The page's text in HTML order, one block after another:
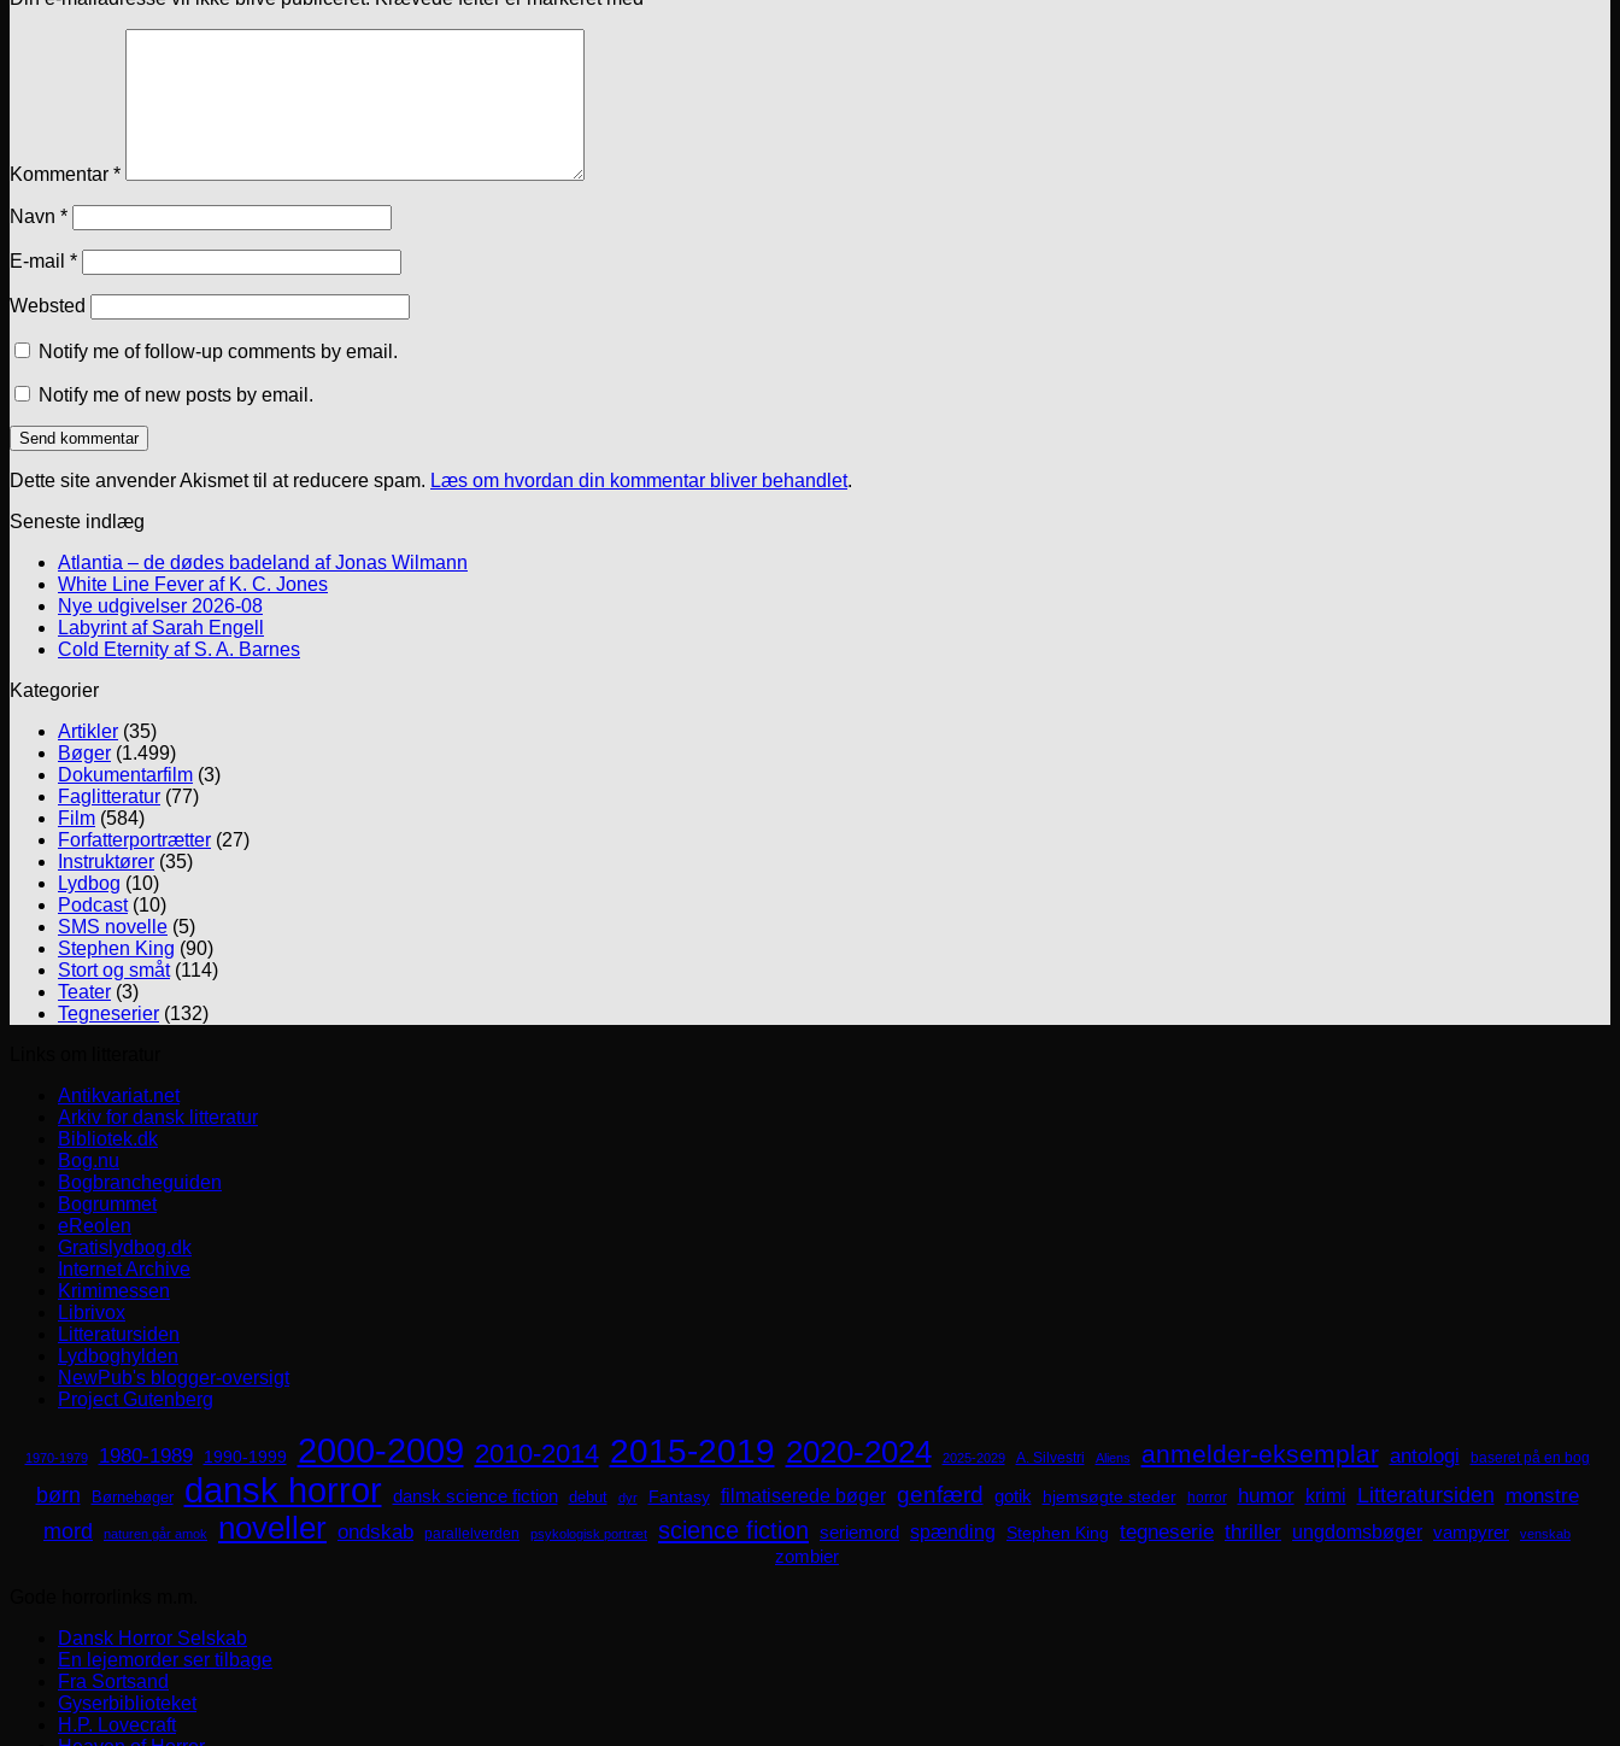
Kommentar *
Navn *
E-mail *
Websted
Notify me of follow-up comments by email.
Notify me of new posts by email.
Dette site anvender Akismet til at reducere spam. Læs om hvordan din kommentar bliver behandlet.
Seneste indlæg
Atlantia – de dødes badeland af Jonas Wilmann
White Line Fever af K. C. Jones
Nye udgivelser 2026-08
Labyrint af Sarah Engell
Cold Eternity af S. A. Barnes
Kategorier
Artikler (35)
Bøger (1.499)
Dokumentarfilm (3)
Faglitteratur (77)
Film (584)
Forfatterportrætter (27)
Instruktører (35)
Lydbog (10)
Podcast(10)
SMS novelle (5)
Stephen King (90)
Stort og småt(114)
Teater (3)
Tegneserier (132)
Antikvariat.net
Arkiv for dansk litteratur
Bibliotek.dk
Bog.nu
Bogbrancheguiden
Bogrummet
eReolen
Gratislydbog.dk
Internet Archive
Krimimessen
Librivox
Litteratursiden
Lydboghylden
NewPub's blogger-oversigt
Project Gutenberg
1970-1979 1980-1989 1990-1999 2000-2009 2010-2014 2015-2019 2020-2024 2025-2029 A. Silvestri Aliens anmelder-eksemplar antologi baseret på en bog
børn Børnebøger dansk horror dansk science fiction debut dyr Fantasy filmatiserede bøger genfærd gotik hjemsøgte steder horror humor krimi Litteratursiden monstre
mord naturen går amok noveller ondskab parallelverden psykologisk portræt science fiction seriemord spænding Stephen King tegneserie thriller ungdomsbøger vampyrer venskab
zombier
Dansk Horror Selskab
En lejemorder ser tilbage
Fra Sortsand
Gyserbiblioteket
H.P. Lovecraft